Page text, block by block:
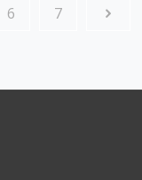
6 7